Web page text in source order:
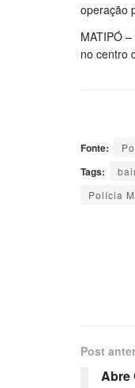
operação
MATIPÓ
no centro
Fonte:
Tags:
Polícia
Post
Abre